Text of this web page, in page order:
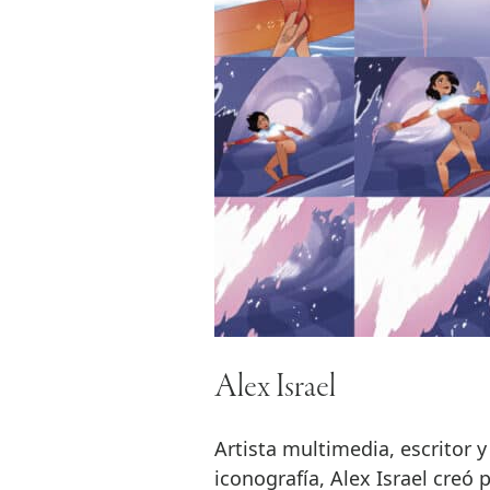
Alex Israel
Artista multimedia, escritor
iconografía, Alex Israel creó